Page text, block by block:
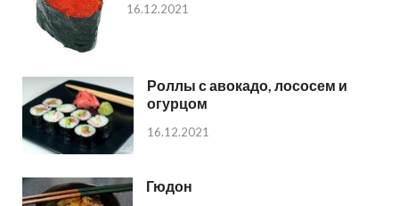
16.12.2021
Роллы с авокадо, лососем и
огурцом
16.12.2021
Гюдон